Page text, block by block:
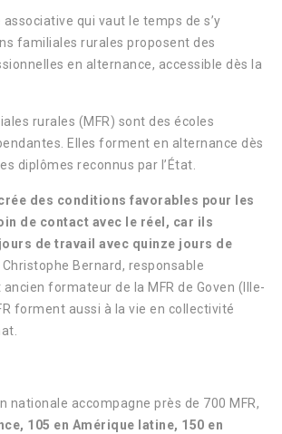
qui vaut le temps de s’y
familiales rurales proposent des
en alternance, accessible dès la
rurales (MFR) sont des écoles
Elles forment en alternance dès
diplômes reconnus par l’État.
des conditions favorables pour les
de contact avec le réel, car ils
de travail avec quinze jours de
Bernard, responsable
formateur de la MFR de Goven (Ille-
forment aussi à la vie en collectivité
nationale accompagne près de 700 MFR,
105 en Amérique latine, 150 en